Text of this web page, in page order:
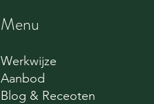
Menu
Werkwijze
Aanbod
Blog & Receoten